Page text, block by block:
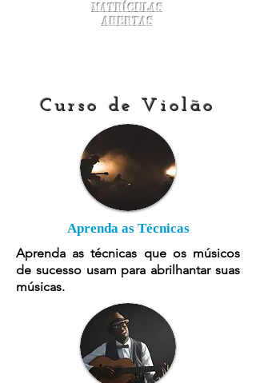
Matrículas
Abertas
Curso de Violão
Aprenda as Técnicas
Aprenda as técnicas que os músicos
de sucesso usam para abrilhantar suas
músicas.